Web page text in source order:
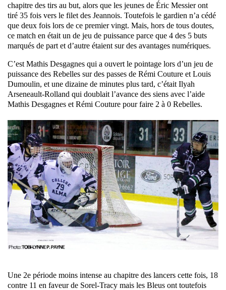
chapitre des tirs au but, alors que les jeunes de Éric Messier ont
tiré 35 fois vers le filet des Jeannois. Toutefois le gardien n’a cédé
que deux fois lors de ce premier vingt. Mais, hors de tous doutes,
ce match en était un de jeu de puissance parce que 4 des 5 buts
marqués de part et d’autre étaient sur des avantages numériques.
C’est Mathis Desgagnes qui a ouvert le pointage lors d’un jeu de
puissance des Rebelles sur des passes de Rémi Couture et Louis
Dumoulin, et une dizaine de minutes plus tard, c’était Ilyah
Arseneault-Rolland qui doublait l’avance des siens avec l’aide
Mathis Desgagnes et Rémi Couture pour faire 2 à 0 Rebelles.
Une 2e période moins intense au chapitre des lancers cette fois, 18
contre 11 en faveur de Sorel-Tracy mais les Bleus ont toutefois